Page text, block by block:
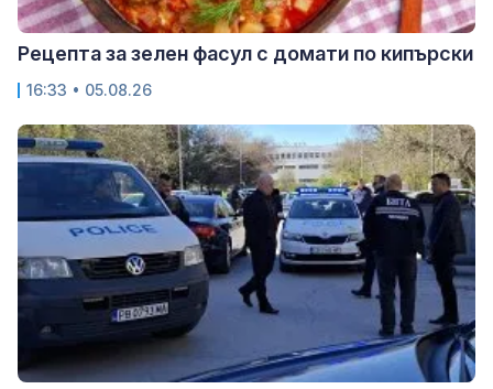
Рецепта за зелен фасул с домати по кипърски
16:33 • 05.08.26